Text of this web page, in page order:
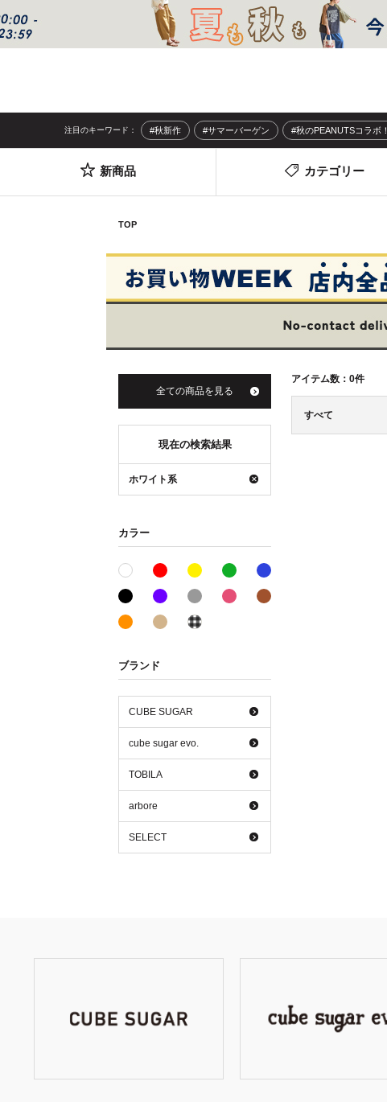
注目のキーワード： #秋新作 #サマーバーゲン #秋のPEANUTSコラボ！
新商品 カテゴリー
TOP
アイテム数： 0件
すべて
全ての商品を見る
現在の検索結果
ホワイト系
カラー
ホワイト系レッド系 イエロー系グリーン系
ブラック系パープル系グレー系 ピンク系
オレンジ系ベージュ系
ブランド
CUBE SUGAR
cube sugar evo.
TOBILA
arbore
SELECT